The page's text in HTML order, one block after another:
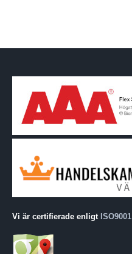
Vi är certifierade enligt ISO9001